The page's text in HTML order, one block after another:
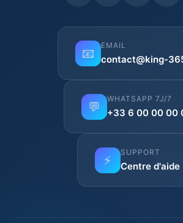
📧
EMAIL
contact@king-
💬
WHATSAPP 7J/7
+33 6 00 00 00
⚡
SUPPORT
Centre d'aide